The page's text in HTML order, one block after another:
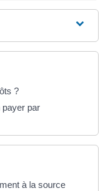
?
par
à la source